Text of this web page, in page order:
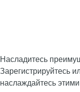
Насладитесь
Зарегистрируйтесь
наслаждайтесь